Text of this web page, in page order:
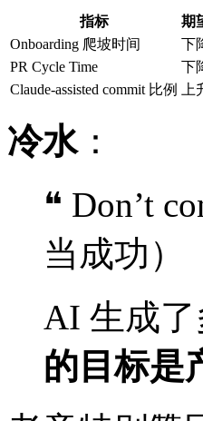
指标 期
Onboarding 爬坡时间
下
PR Cycle Time
下
Claude-assisted commit 比例
上
冷水：
❝ Don’t
当成功）
AI 生成
的目标是